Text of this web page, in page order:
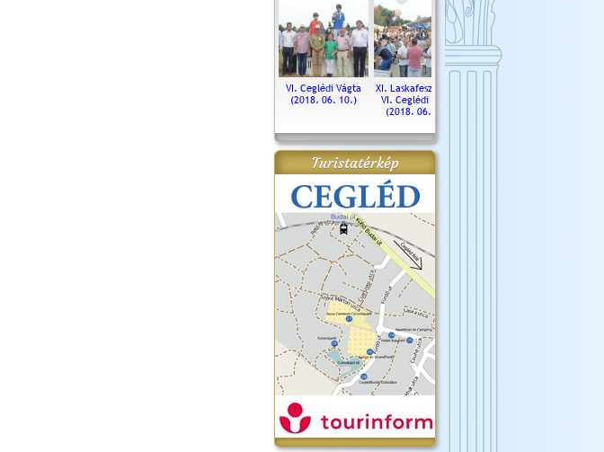
VI. Ceglédi Vágta
(2018. 06. 10.)
XI. Laskafesztivál és
VI. Ceglédi Vágta
(2018. 06. 10.)
Turistatérkép